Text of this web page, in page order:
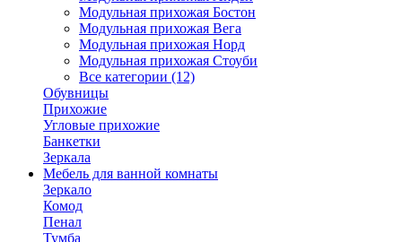
Модульная прихожая Бостон
Модульная прихожая Вега
Модульная прихожая Норд
Модульная прихожая Стоуби
Все категории (12)
Обувницы
Прихожие
Угловые прихожие
Банкетки
Зеркала
Мебель для ванной комнаты
Зеркало
Комод
Пенал
Тумба